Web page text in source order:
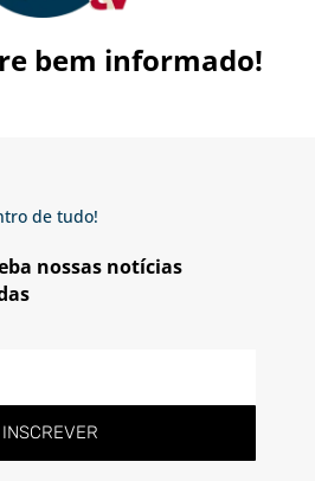
bem informado!
de tudo!
nossas notícias
INSCREVER